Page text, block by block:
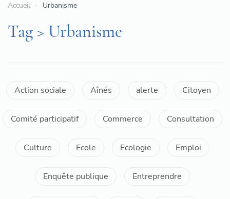
Accueil Urbanisme
Tag > Urbanisme
Action sociale Aînés alerte Citoyen
Comité participatif Commerce Consultation
Culture Ecole Ecologie Emploi
Enquête publique Entreprendre